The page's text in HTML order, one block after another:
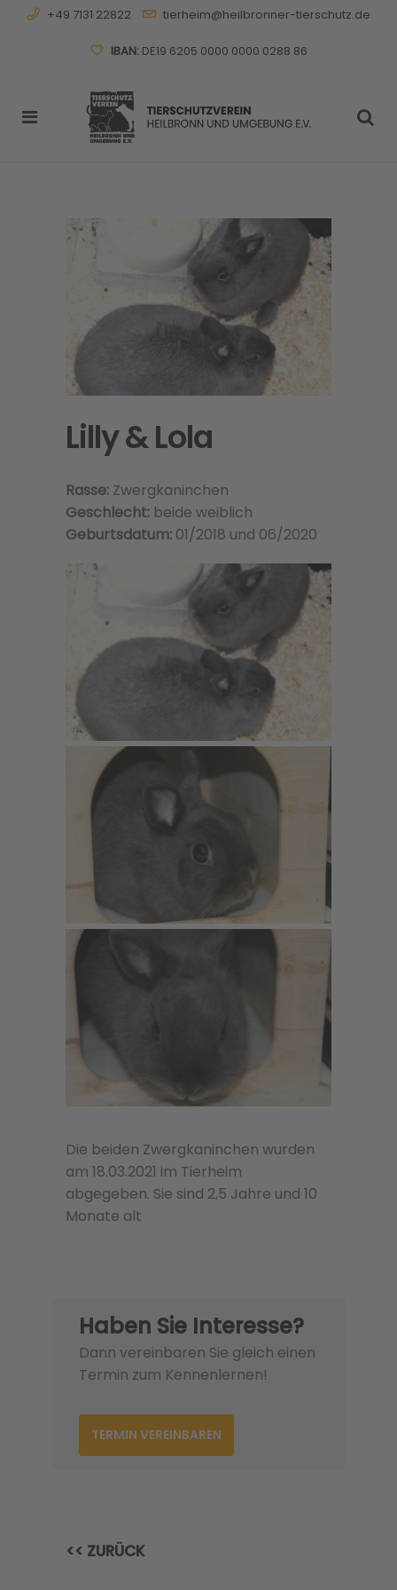
+49 7131 22822 tierheim@heilbronner-tierschutz.de
IBAN:DE19 6205 0000 0000 0288 86
Lilly & Lola
Rasse: Zwergkaninchen
Geschlecht: beide weiblich
Geburtsdatum: 01/2018 und 06/2020
Die beiden Zwergkaninchen wurden
am 18.03.2021 im Tierheim
abgegeben. Sie sind 2,5 Jahre und 10
Monate alt
Haben Sie Interesse?
Dann vereinbaren Sie gleich einen
Termin zum Kennenlernen!
TERMIN VEREINBAREN
<< ZURÜCK